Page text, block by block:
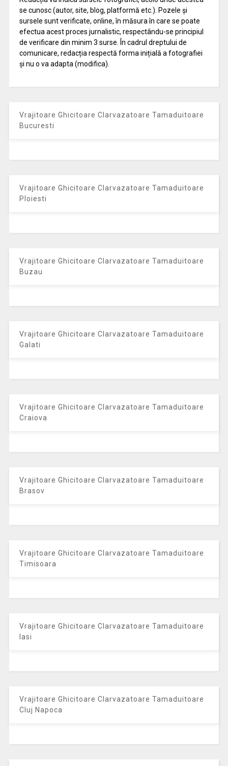
se cunosc (autor, site, blog, platformă etc.). Pozele și
sursele sunt verificate, online, în măsura în care se poate
efectua acest proces jurnalistic, respectându-se principiul
de verificare din minim 3 surse. În cadrul dreptului de
comunicare, redacția respectă forma inițială a fotografiei
și nu o va adapta (modifica).
Vrajitoare Ghicitoare Clarvazatoare Tamaduitoare
Bucuresti
Vrajitoare Ghicitoare Clarvazatoare Tamaduitoare
Ploiesti
Vrajitoare Ghicitoare Clarvazatoare Tamaduitoare
Buzau
Vrajitoare Ghicitoare Clarvazatoare Tamaduitoare
Galati
Vrajitoare Ghicitoare Clarvazatoare Tamaduitoare
Craiova
Vrajitoare Ghicitoare Clarvazatoare Tamaduitoare
Brasov
Vrajitoare Ghicitoare Clarvazatoare Tamaduitoare
Timisoara
Vrajitoare Ghicitoare Clarvazatoare Tamaduitoare
Iasi
Vrajitoare Ghicitoare Clarvazatoare Tamaduitoare
Cluj Napoca